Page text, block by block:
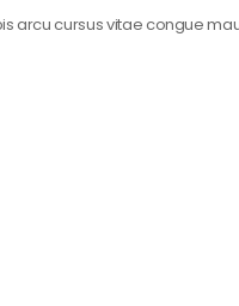
arcu cursus vitae congue